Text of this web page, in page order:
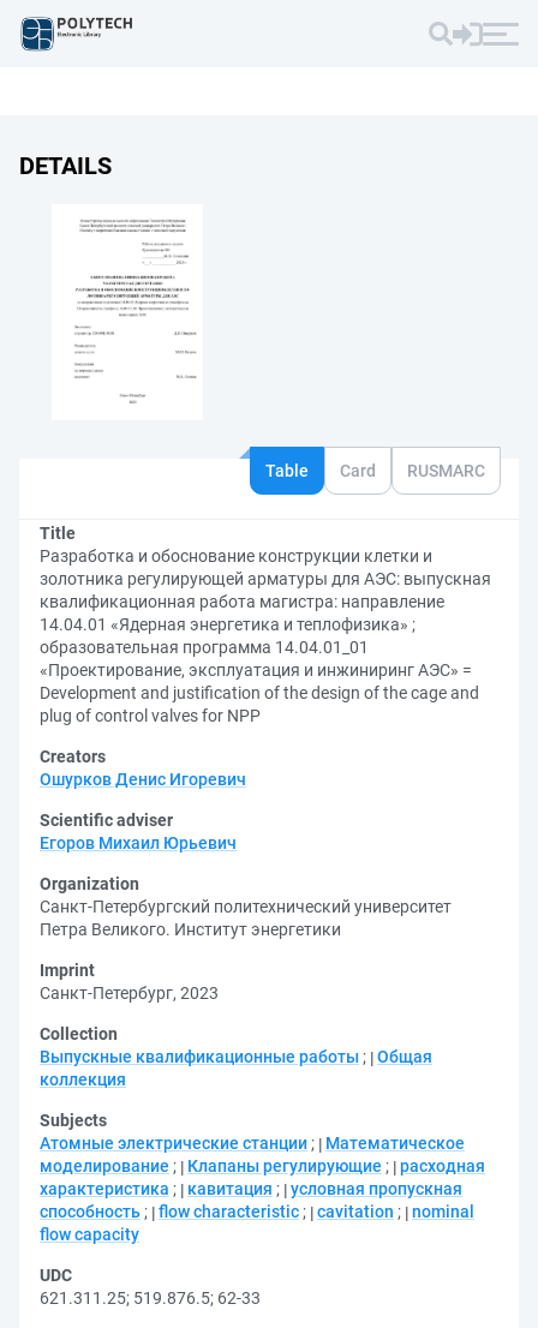
DETAILS
Table Card RUSMARC
Title
Разработка и обоснование конструкции клетки и
золотника регулирующей арматуры для АЭС: выпускная
квалификационная работа магистра: направление
14.04.01 «Ядерная энергетика и теплофизика» ;
образовательная программа 14.04.01_01
«Проектирование, эксплуатация и инжиниринг АЭС» =
Development and justification of the design of the cage and
plug of control valves for NPP
Creators
Ошурков Денис Игоревич
Scientific adviser
Егоров Михаил Юрьевич
Organization
Санкт-Петербургский политехнический университет
Петра Великого. Институт энергетики
Imprint
Санкт-Петербург, 2023
Collection
Выпускные квалификационные работы ; Общая
коллекция
Subjects
Атомные электрические станции ;
Математическое
моделирование ; Клапаны регулирующие ; расходная
характеристика ; кавитация ; условная пропускная
способность ; flow characteristic ; cavitation ; nominal
flow capacity
UDC
621.311.25; 519.876.5; 62-33